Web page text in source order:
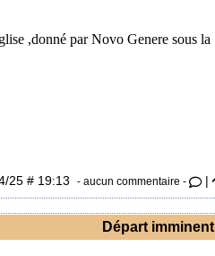
,donné par Novo Genere sous la
25 # 19:13 - aucun commentaire - |
Départ imminent